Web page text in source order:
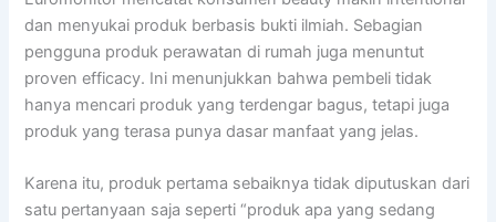
dan menyukai produk berbasis bukti ilmiah. Sebagian
pengguna produk perawatan di rumah juga menuntut
proven efficacy. Ini menunjukkan bahwa pembeli tidak
hanya mencari produk yang terdengar bagus, tetapi juga
produk yang terasa punya dasar manfaat yang jelas.
Karena itu, produk pertama sebaiknya tidak diputuskan dari
satu pertanyaan saja seperti “produk apa yang sedang